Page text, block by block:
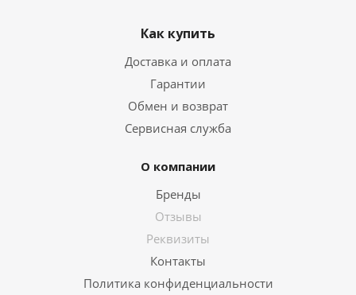
Как купить
Доставка и оплата
Гарантии
Обмен и возврат
Сервисная служба
О компании
Бренды
Отзывы
Реквизиты
Контакты
Политика конфиденциальности